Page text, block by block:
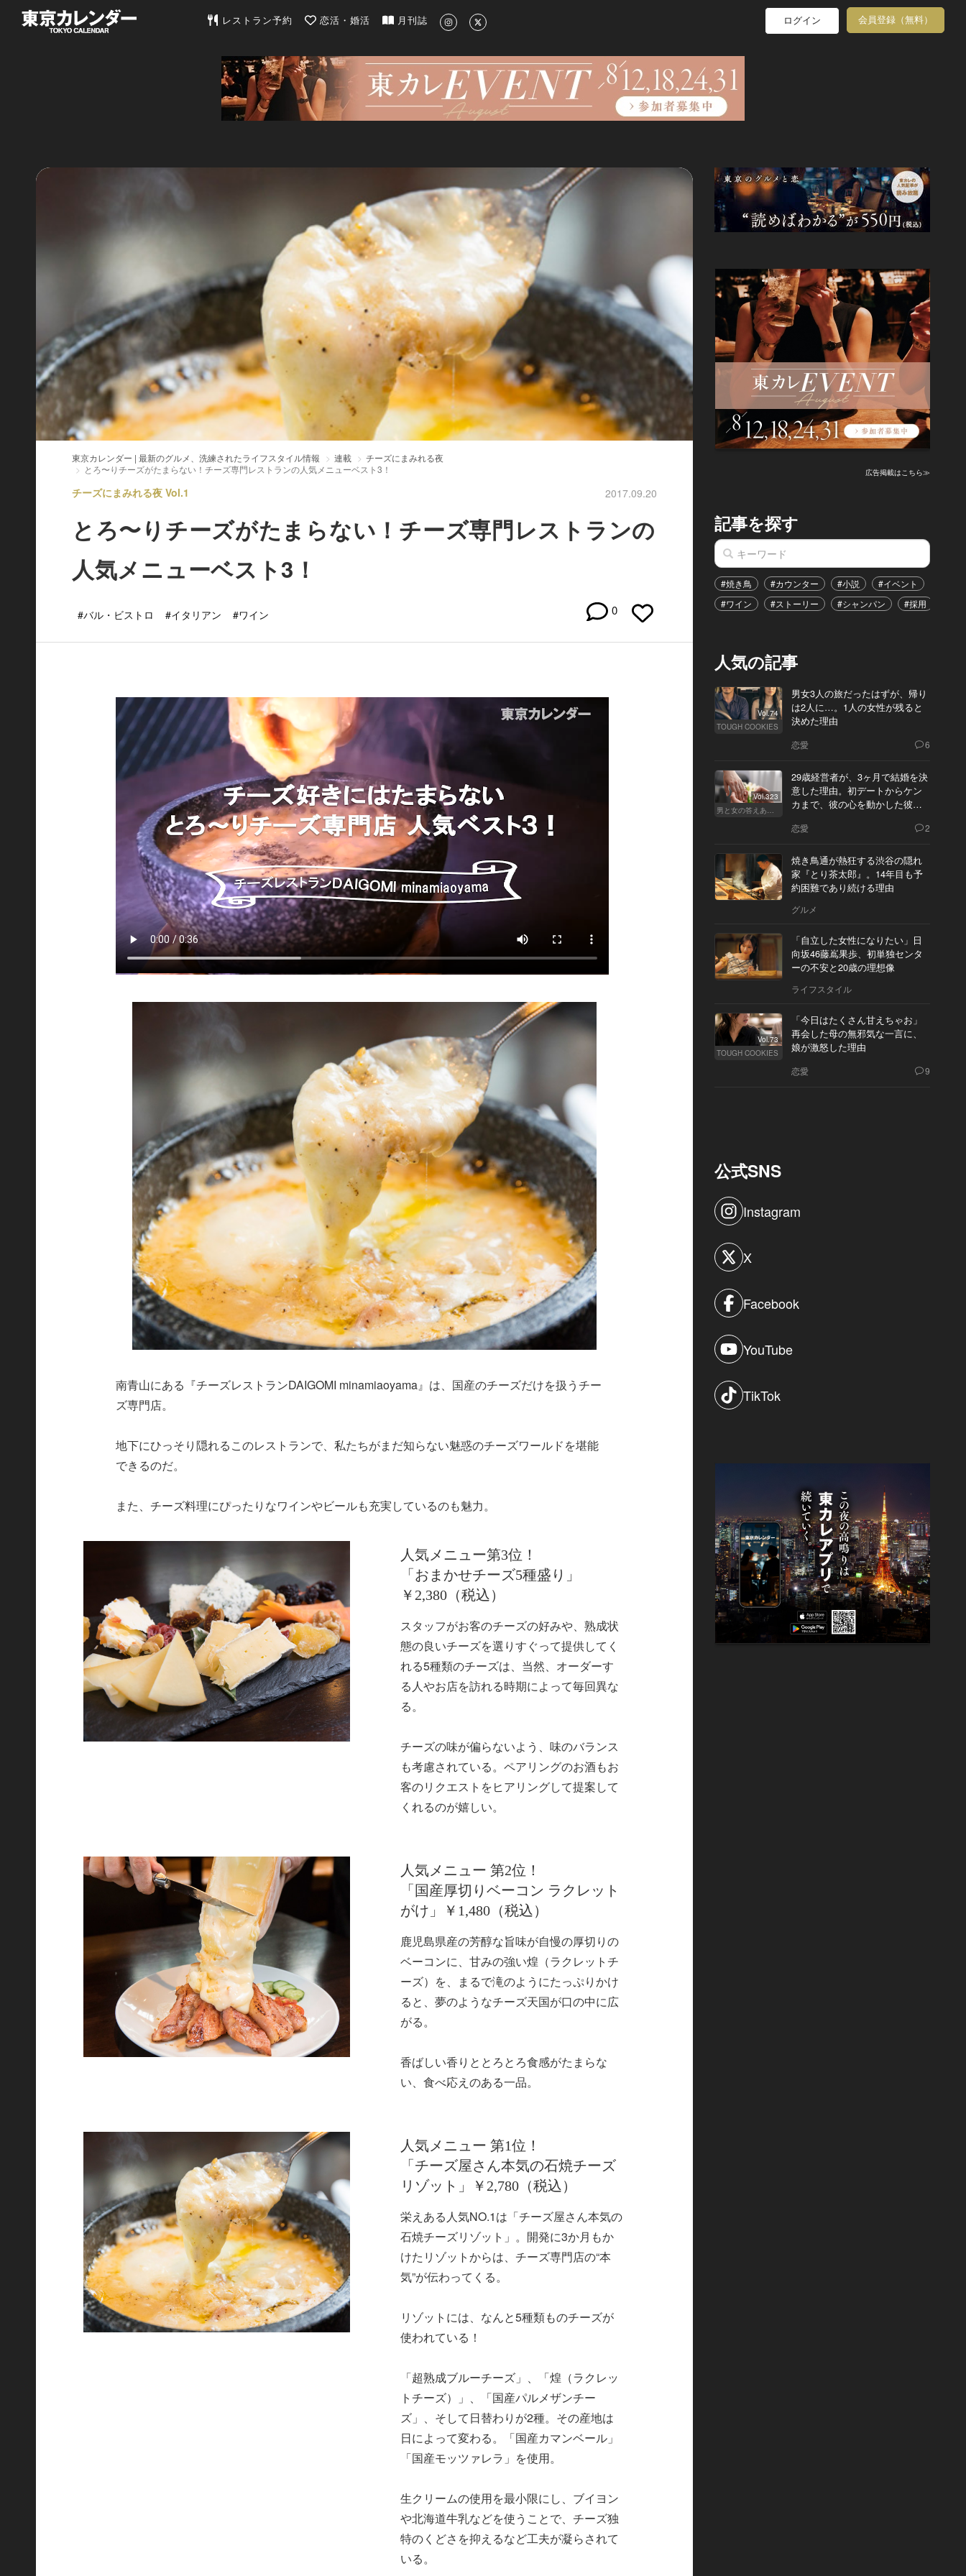
東京カレンダー | 最新のグルメ、洗練されたライフスタイル情報
レストラン予約 恋活・婚活 月刊誌 ログイン 会員登録（無料）
東京カレンダー | 最新のグルメ、洗練されたライフスタイル情報 連載
チーズにまみれる夜
とろ〜りチーズがたまらない！チーズ専門レストランの人気メニューベスト3！
チーズにまみれる夜 Vol.1 2017.09.20
とろ〜りチーズがたまらない！チーズ専門レストランの
人気メニューベスト3！
#バル・ビストロ #イタリアン #ワイン 0
南青山にある『チーズレストランDAIGOMI minamiaoyama』は、国産のチーズだけを扱うチー
ズ専門店。
地下にひっそり隠れるこのレストランで、私たちがまだ知らない魅惑のチーズワールドを堪能
できるのだ。
また、チーズ料理にぴったりなワインやビールも充実しているのも魅力。
人気メニュー第3位！
「おまかせチーズ5種盛り」
￥2,380（税込）
スタッフがお客のチーズの好みや、熟成状
態の良いチーズを選りすぐって提供してく
れる5種類のチーズは、当然、オーダーす
る人やお店を訪れる時期によって毎回異な
る。
チーズの味が偏らないよう、味のバランス
も考慮されている。ペアリングのお酒もお
客のリクエストをヒアリングして提案して
くれるのが嬉しい。
人気メニュー 第2位！
「国産厚切りベーコン ラクレット
がけ」￥1,480（税込）
鹿児島県産の芳醇な旨味が自慢の厚切りの
ベーコンに、甘みの強い煌（ラクレットチ
ーズ）を、まるで滝のようにたっぷりかけ
ると、夢のようなチーズ天国が口の中に広
がる。
香ばしい香りととろとろ食感がたまらな
い、食べ応えのある一品。
人気メニュー 第1位！
「チーズ屋さん本気の石焼チーズ
リゾット」￥2,780（税込）
栄えある人気NO.1は「チーズ屋さん本気の
石焼チーズリゾット」。開発に3か月もか
けたリゾットからは、チーズ専門店の“本
気”が伝わってくる。
リゾットには、なんと5種類ものチーズが
使われている！
「超熟成ブルーチーズ」、「煌（ラクレッ
トチーズ）」、「国産パルメザンチー
ズ」、そして日替わりが2種。その産地は
日によって変わる。「国産カマンベール」
「国産モッツァレラ」を使用。
生クリームの使用を最小限にし、ブイヨン
や北海道牛乳などを使うことで、チーズ独
特のくどさを抑えるなど工夫が凝らされて
いる。
広告掲載はこちら≫
記事を探す
#焼き鳥 #カウンター #小説 #イベント
#ワイン
#ストーリー #シャンパン #採用
人気の記事
Vol.74
TOUGH COOKIES
男女3人の旅だったはずが、帰り
は2人に…。1人の女性が残ると
決めた理由
恋愛 6
Vol.323
男と女の答えあわせ【Q】
29歳経営者が、3ヶ月で結婚を決
意した理由。初デートからケン
カまで、彼の心を動かした彼女
恋愛 2
焼き鳥通が熱狂する渋谷の隠れ
家『とり茶太郎』。14年目も予
約困難であり続ける理由
グルメ
「自立した女性になりたい」日
向坂46藤嶌果歩、初単独センタ
ーの不安と20歳の理想像
ライフスタイル
Vol.73
TOUGH COOKIES
「今日はたくさん甘えちゃお」
再会した母の無邪気な一言に、
娘が激怒した理由
恋愛 9
公式SNS
Instagram
X
Facebook
YouTube
TikTok